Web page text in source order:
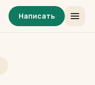
Написать